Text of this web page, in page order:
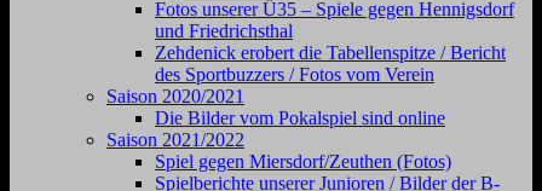
Fotos unserer Ü35 – Spiele gegen Hennigsdorf
und Friedrichsthal
Zehdenick erobert die Tabellenspitze / Bericht
des Sportbuzzers / Fotos vom Verein
Saison 2020/2021
Die Bilder vom Pokalspiel sind online
Saison 2021/2022
Spiel gegen Miersdorf/Zeuthen (Fotos)
Spielberichte unserer Junioren / Bilder der B-